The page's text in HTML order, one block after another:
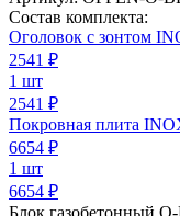
Состав комплекта:
Оголовок с зонтом
2541 ₽
1 шт
2541 ₽
Покровная плита
6654 ₽
1 шт
6654 ₽
Блок газобетонный